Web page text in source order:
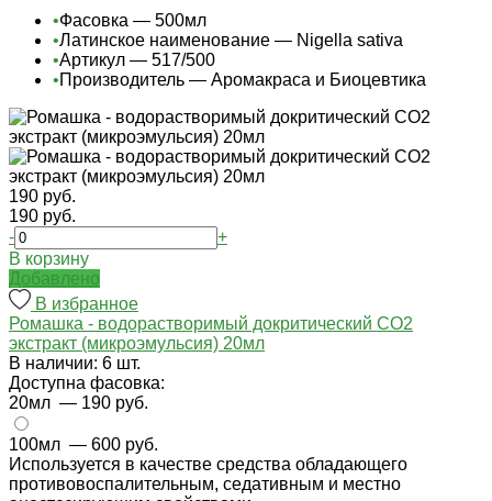
•Фасовка — 500мл
•Латинское наименование — Nigella sativa
•Артикул — 517/500
•Производитель — Аромакраса и Биоцевтика
190 руб.
190 руб.
-
+
В корзину
Добавлено
В избранное
Ромашка - водорастворимый докритический СО2
экстракт (микроэмульсия) 20мл
В наличии: 6 шт.
Доступна фасовка:
20мл — 190 руб.
100мл — 600 руб.
Используется в качестве средства обладающего
противовоспалительным, седативным и местно